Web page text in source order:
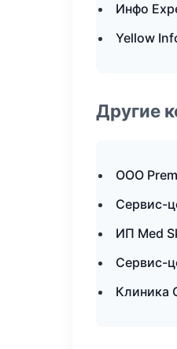
Инфо
Yellow
Другие
ООО
Сервис-
ИП Med
Сервис-
Клиника